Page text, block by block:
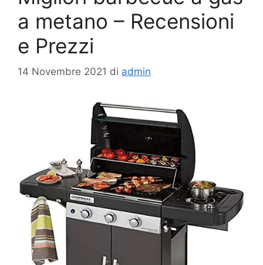
a metano – Recensioni
e Prezzi
14 Novembre 2021 di admin